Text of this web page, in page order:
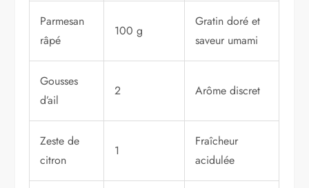
Parmesan
râpé
100 g
Gratin doré et
saveur umami
Gousses
d’ail
2 Arôme discret
Zeste de
citron
1
Fraîcheur
acidulée